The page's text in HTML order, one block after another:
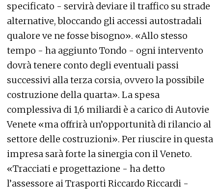
specificato - servirà deviare il traffico su strade
alternative, bloccando gli accessi autostradali
qualore ve ne fosse bisogno». «Allo stesso
tempo - ha aggiunto Tondo - ogni intervento
dovrà tenere conto degli eventuali passi
successivi alla terza corsia, ovvero la possibile
costruzione della quarta». La spesa
complessiva di 1,6 miliardi è a carico di Autovie
Venete «ma offrirà un’opportunità di rilancio al
settore delle costruzioni». Per riuscire in questa
impresa sarà forte la sinergia con il Veneto.
«Tracciati e progettazione - ha detto
l’assessore ai Trasporti Riccardo Riccardi -